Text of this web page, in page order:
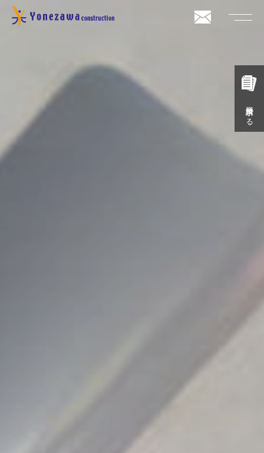
資料請求する